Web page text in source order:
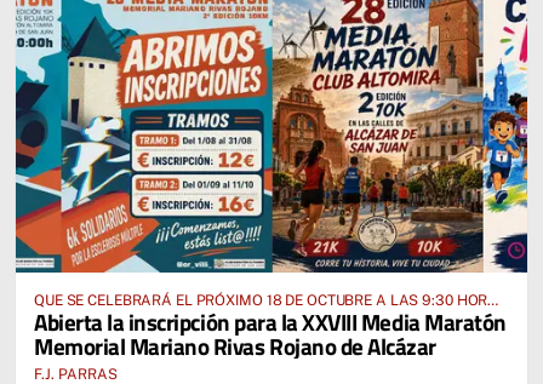
QUE SE CELEBRARÁ EL PRÓXIMO 18 DE OCTUBRE A LAS 9:30 HORAS
DESDE EL PABELLÓN VICENTE PANIAGUA
Abierta la inscripción para la XXVIII Media Maratón
Memorial Mariano Rivas Rojano de Alcázar
F.J. PARRAS